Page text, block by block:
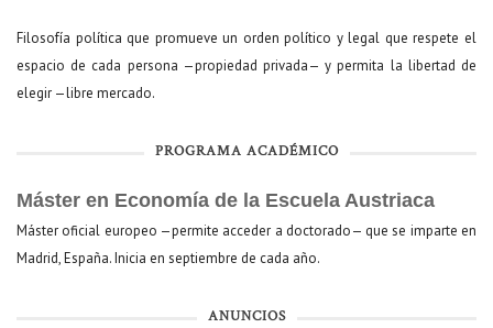
Filosofía política que promueve un orden político y legal que respete el
espacio de cada persona —propiedad privada— y permita la libertad de
elegir —libre mercado.
PROGRAMA ACADÉMICO
Máster en Economía de la Escuela Austriaca
Máster oficial europeo —permite acceder a doctorado— que se imparte en
Madrid, España. Inicia en septiembre de cada año.
ANUNCIOS